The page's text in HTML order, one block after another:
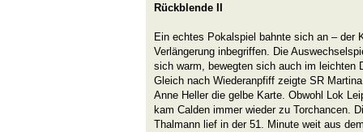
Rückblende II
Ein echtes Pokalspiel bahnte sich an – der
Verlängerung inbegriffen. Die
sich warm, bewegten sich auch im leichten
Gleich nach Wiederanpfiff zeigte SR
Anne Heller die gelbe Karte. Obwohl Lok
kam Calden immer wieder zu Torchancen.
Thalmann lief in der 51. Minute weit aus